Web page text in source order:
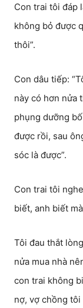
Con trai tôi đáp
không bỏ được
thôi”.
Con dâu tiếp:
này có hơn nửa
phụng dưỡng
được rồi, sau
sóc là được”.
Con trai tôi
biết, anh biết
Tôi đau thắt
nửa mua nhà
con trai không
nợ, vợ chồng